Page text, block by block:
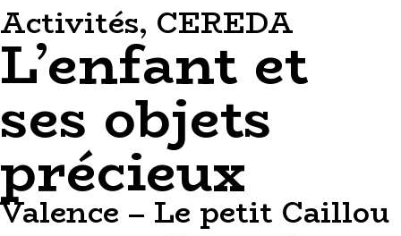
Activités, CEREDA
L’enfant et
ses objets
précieux
Valence – Le petit Caillou